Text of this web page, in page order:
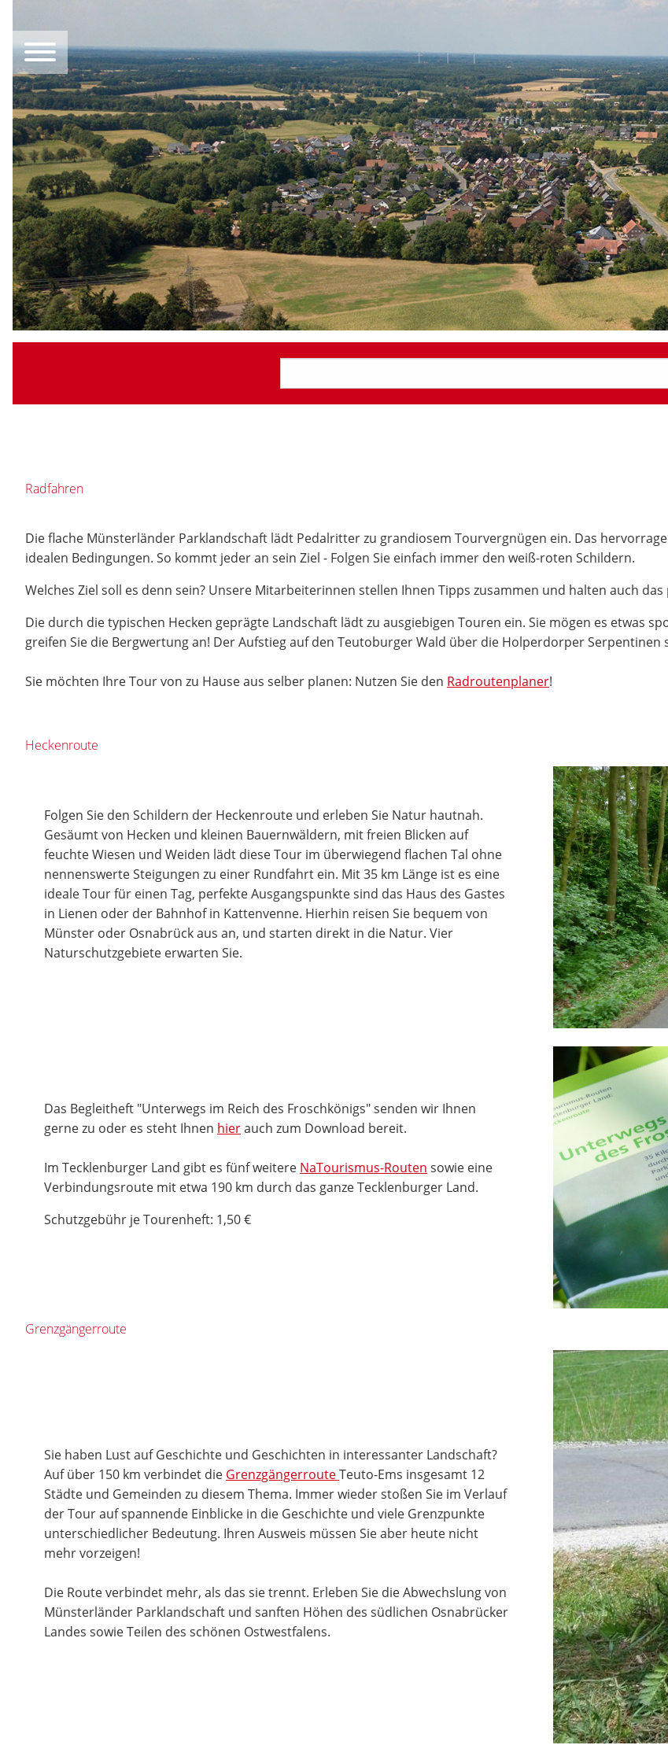
Radfahren
Die flache Münsterländer Parklandschaft lädt Pedalritter zu grandiosem Tourvergnügen ein. Das
idealen Bedingungen. So kommt jeder an sein Ziel - Folgen Sie einfach immer den weiß-roten Schildern.
Welches Ziel soll es denn sein? Unsere Mitarbeiterinnen stellen Ihnen Tipps zusammen und halten auch
Die durch die typischen Hecken geprägte Landschaft lädt zu ausgiebigen Touren ein. Sie mögen es etwas
greifen Sie die Bergwertung an! Der Aufstieg auf den Teutoburger Wald über die Holperdorper Serpentinen
Sie möchten Ihre Tour von zu Hause aus selber planen: Nutzen Sie den Radroutenplaner!
Heckenroute
Folgen Sie den Schildern der Heckenroute und erleben Sie Natur hautnah.
Gesäumt von Hecken und kleinen Bauernwäldern, mit freien Blicken auf
feuchte Wiesen und Weiden lädt diese Tour im überwiegend flachen Tal ohne
nennenswerte Steigungen zu einer Rundfahrt ein. Mit 35 km Länge ist es eine
ideale Tour für einen Tag, perfekte Ausgangspunkte sind das Haus des Gastes
in Lienen oder der Bahnhof in Kattenvenne. Hierhin reisen Sie bequem von
Münster oder Osnabrück aus an, und starten direkt in die Natur. Vier
Naturschutzgebiete erwarten Sie.
Das Begleitheft "Unterwegs im Reich des Froschkönigs" senden wir Ihnen
gerne zu oder es steht Ihnen hierauch zum Download bereit.
Im Tecklenburger Land gibt es fünf weitere NaTourismus-Routen sowie eine
Verbindungsroute mit etwa 190 km durch das ganze Tecklenburger Land.
Schutzgebühr je Tourenheft: 1,50 €
Grenzgängerroute
Sie haben Lust auf Geschichte und Geschichten in interessanter Landschaft?
Auf über 150 km verbindet die GrenzgängerrouteTeuto-Ems insgesamt 12
Städte und Gemeinden zu diesem Thema. Immer wieder stoßen Sie im Verlauf
der Tour auf spannende Einblicke in die Geschichte und viele Grenzpunkte
unterschiedlicher Bedeutung. Ihren Ausweis müssen Sie aber heute nicht
mehr vorzeigen!
Die Route verbindet mehr, als das sie trennt. Erleben Sie die Abwechslung von
Münsterländer Parklandschaft und sanften Höhen des südlichen Osnabrücker
Landes sowie Teilen des schönen Ostwestfalens.